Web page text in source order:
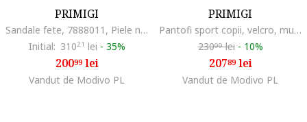
PRIMIGI
Sandale fete, 7888011, Piele naturala, 34 EU, Roz
Initial: 31021 lei - 35%
20099lei
Vandut de Modivo PL
PRIMIGI
Pantofi sport copii, velcro, multicolor, textil/sintetic
23099lei - 10%
20789lei
Vandut de Modivo PL